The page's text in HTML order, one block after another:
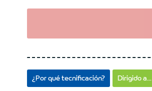
¿Por qué tecnificación? Dirigido a...